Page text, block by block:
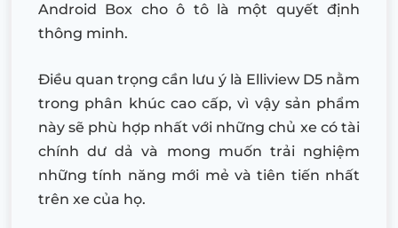
Android Box cho ô tô là một quyết định
thông minh.
Điều quan trọng cần lưu ý là Elliview D5 nằm
trong phân khúc cao cấp, vì vậy sản phẩm
này sẽ phù hợp nhất với những chủ xe có tài
chính dư dả và mong muốn trải nghiệm
những tính năng mới mẻ và tiên tiến nhất
trên xe của họ.